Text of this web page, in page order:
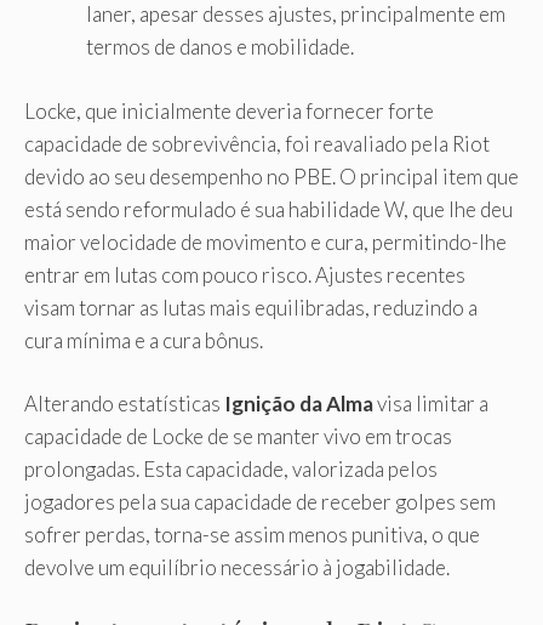
laner, apesar desses ajustes, principalmente em
termos de danos e mobilidade.
Locke, que inicialmente deveria fornecer forte
capacidade de sobrevivência, foi reavaliado pela Riot
devido ao seu desempenho no PBE. O principal item que
está sendo reformulado é sua habilidade W, que lhe deu
maior velocidade de movimento e cura, permitindo-lhe
entrar em lutas com pouco risco. Ajustes recentes
visam tornar as lutas mais equilibradas, reduzindo a
cura mínima e a cura bônus.
Alterando estatísticas Ignição da Almavisa limitar a
capacidade de Locke de se manter vivo em trocas
prolongadas. Esta capacidade, valorizada pelos
jogadores pela sua capacidade de receber golpes sem
sofrer perdas, torna-se assim menos punitiva, o que
devolve um equilíbrio necessário à jogabilidade.